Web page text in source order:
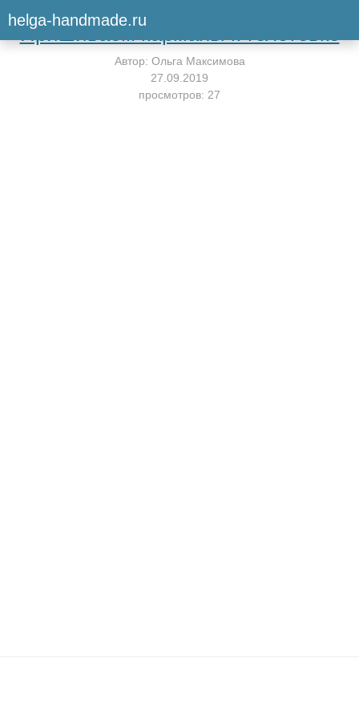
helga-handmade.ruВернуться к мастер-классу
Пришиваем карманы к толстовке
Автор: Ольга Максимова
27.09.2019
просмотров: 27